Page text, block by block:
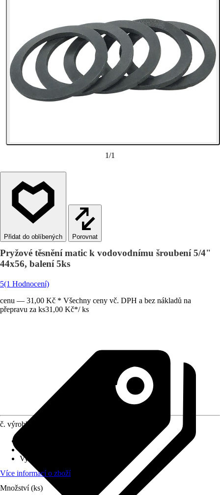
1/1
Porovnat
Pryžové těsnění matic k vodovodnímu šroubení 5/4"
44x56, balení 5ks
5(1 Hodnocení)
cenu — 31,00 Kč * Všechny ceny vč. DPH a bez nákladů na
přepravu za ks31,00 Kč*/ ks
č. výrobku
Využití
Více informací o zboží
Množství (ks)